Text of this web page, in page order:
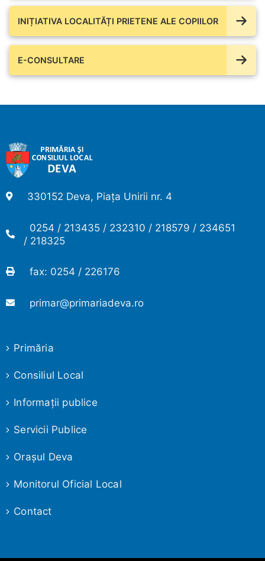
INIȚIATIVA LOCALITĂȚI PRIETENE ALE COPIILOR
E-CONSULTARE
330152 Deva, Piața Unirii nr. 4
0254 / 213435 / 232310 / 218579 / 234651
/ 218325
fax: 0254 / 226176
primar@primariadeva.ro
Primăria
Consiliul Local
Informaţii publice
Servicii Publice
Oraşul Deva
Monitorul Oficial Local
Contact